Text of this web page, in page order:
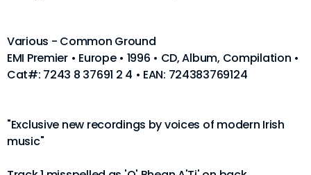
Various - Common Ground
EMI Premier • Europe • 1996 • CD, Album, Compilation •
Cat#: 7243 8 37691 2 4 • EAN: 724383769124
"Exclusive new recordings by voices of modern Irish
music"